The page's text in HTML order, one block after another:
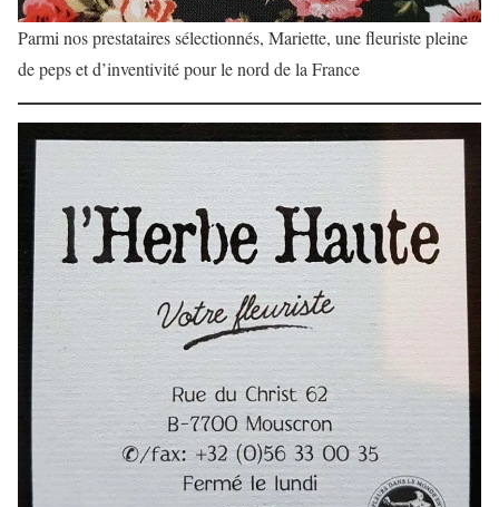
Parmi nos prestataires sélectionnés, Mariette, une fleuriste pleine
de peps et d’inventivité pour le nord de la France